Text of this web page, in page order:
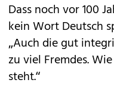
Dass noch vor 100
kein Wort Deutsch
„Auch die gut
zu viel Fremdes.
steht.“